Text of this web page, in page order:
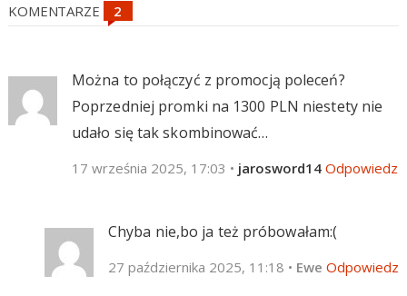
KOMENTARZE
Można to połączyć z promocją poleceń?
Poprzedniej promki na 1300 PLN niestety nie
udało się tak skombinować…
17 września 2025, 17:03 • jarosword14 Odpowiedz
Chyba nie,bo ja też próbowałam:(
27 października 2025, 11:18 • Ewe Odpowiedz